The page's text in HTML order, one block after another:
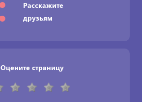
Расскажите
друзьям
Оцените страницу